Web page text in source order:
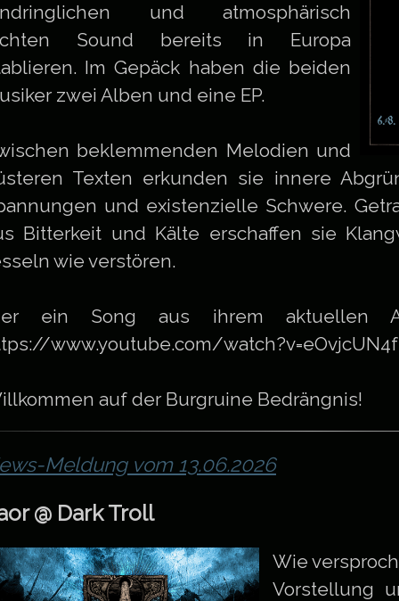
und atmosphärisch
Sound bereits in Europa
Im Gepäck haben die beiden
zwei Alben und eine EP.
beklemmenden Melodien und
Texten erkunden sie innere
und existenzielle Schwere.
Bitterkeit und Kälte erschaffen sie
wie verstören.
ein Song aus ihrem aktuellen
www.youtube.com/
auf der Burgruine Bedrängnis!
Meldung vom 13.06.2026
@ Dark Troll
Wie
Vorstellung